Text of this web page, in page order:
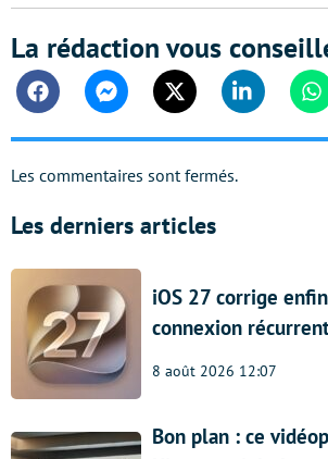
La rédaction vous
FacebookMessengerTwitter Linkedin
Les commentaires sont fermés.
Les derniers articles
iOS 27 corrige
connexion
8 août 2026 12:07
Bon plan : ce